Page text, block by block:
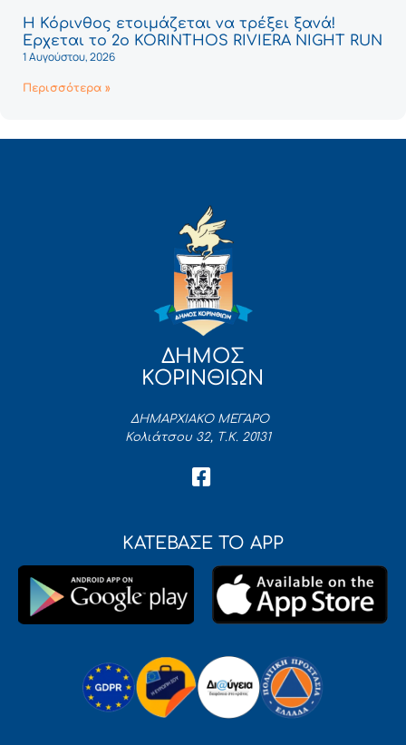
Η Κόρινθος ετοιμάζεται να τρέξει ξανά!
Έρχεται το 2ο KORINTHOS RIVIERA NIGHT RUN
1 Αυγούστου, 2026
Περισσότερα »
ΔΗΜΟΣ
ΚΟΡΙΝΘΙΩΝ
ΔΗΜΑΡΧΙΑΚΟ ΜΕΓΑΡΟ
Κολιάτσου 32, Τ.Κ. 20131
ΚΑΤΕΒΑΣΕ ΤΟ APP